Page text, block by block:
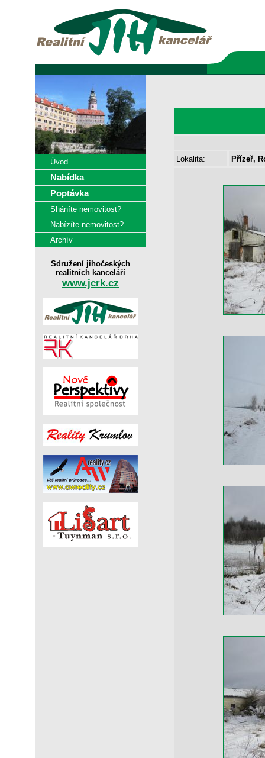
Úvod
Nabídka
Poptávka
Sháníte nemovitost?
Nabízíte nemovitost?
Archív
Sdružení jihočeských
realitních kanceláří
www.jcrk.cz
Lokalita: Přízeř,